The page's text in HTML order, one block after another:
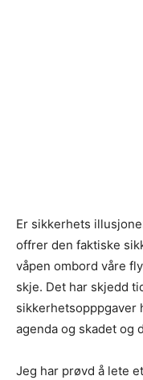
Er sikkerhets
offrer den faktiske
våpen ombord våre
skje. Det har skjedd
sikkerhetsopppgaver
agenda og skadet og
Jeg har prøvd å lete